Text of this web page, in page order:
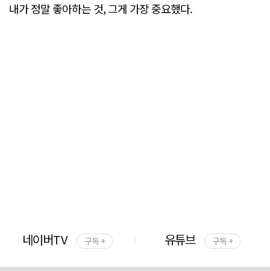
내가 정말 좋아하는 것, 그게 가장 중요했다.
네이버TV 구독 + 유튜브 구독 +